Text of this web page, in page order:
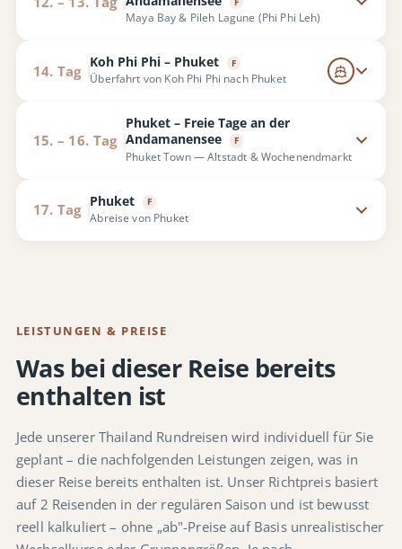
Maya Bay & Pileh Lagune (Phi Phi Leh)
14. Tag
Koh Phi Phi – Phuket F
Überfahrt von Koh Phi Phi nach Phuket
15. – 16. Tag
Phuket – Freie Tage an der
Andamanensee
F
Phuket Town — Altstadt & Wochenendmarkt
17. Tag
Phuket F
Abreise von Phuket
LEISTUNGEN & PREISE
Was bei dieser Reise bereits
enthalten ist
Jede unserer Thailand Rundreisen wird individuell für Sie
geplant – die nachfolgenden Leistungen zeigen, was in
dieser Reise bereits enthalten ist. Unser Richtpreis basiert
auf 2 Reisenden in der regulären Saison und ist bewusst
reell kalkuliert – ohne „ab"-Preise auf Basis unrealistischer